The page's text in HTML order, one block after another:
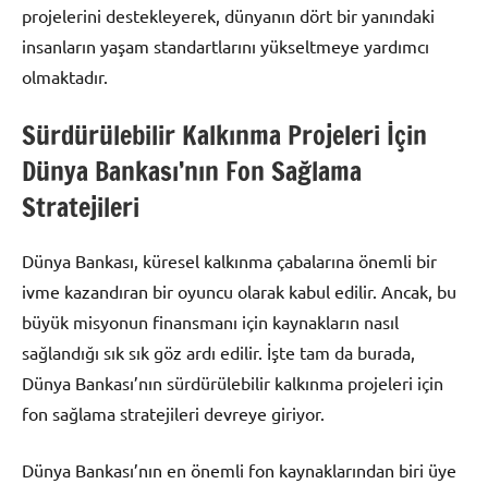
projelerini destekleyerek, dünyanın dört bir yanındaki
insanların yaşam standartlarını yükseltmeye yardımcı
olmaktadır.
Sürdürülebilir Kalkınma Projeleri İçin
Dünya Bankası’nın Fon Sağlama
Stratejileri
Dünya Bankası, küresel kalkınma çabalarına önemli bir
ivme kazandıran bir oyuncu olarak kabul edilir. Ancak, bu
büyük misyonun finansmanı için kaynakların nasıl
sağlandığı sık sık göz ardı edilir. İşte tam da burada,
Dünya Bankası’nın sürdürülebilir kalkınma projeleri için
fon sağlama stratejileri devreye giriyor.
Dünya Bankası’nın en önemli fon kaynaklarından biri üye